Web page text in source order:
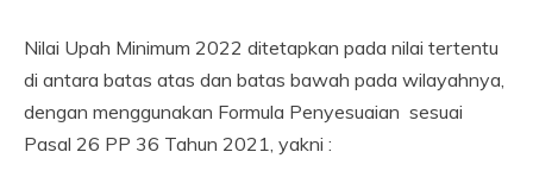
Nilai Upah Minimum 2022 ditetapkan pada nilai tertentu
di antara batas atas dan batas bawah pada wilayahnya,
dengan menggunakan Formula Penyesuaian sesuai
Pasal 26 PP 36 Tahun 2021, yakni :